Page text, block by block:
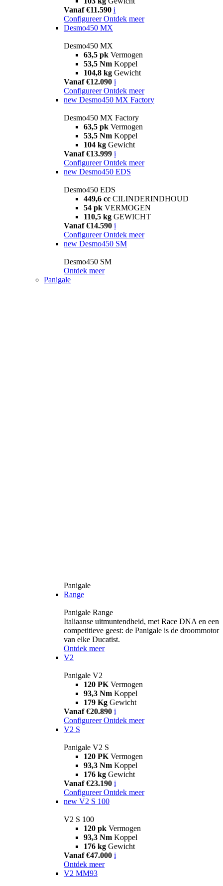
Vanaf €11.590 i
Configureer Ontdek meer
Desmo450 MX
Desmo450 MX
63,5 pk Vermogen
53,5 Nm Koppel
104,8 kg Gewicht
Vanaf €12.090 i
Configureer Ontdek meer
new Desmo450 MX Factory
Desmo450 MX Factory
63,5 pk Vermogen
53,5 Nm Koppel
104 kg Gewicht
Vanaf €13.999 i
Configureer Ontdek meer
new Desmo450 EDS
Desmo450 EDS
449,6 cc CILINDERINDHOUD
54 pk VERMOGEN
110,5 kg GEWICHT
Vanaf €14.590 i
Configureer Ontdek meer
new Desmo450 SM
Desmo450 SM
Ontdek meer
Panigale
Panigale
Range
Panigale Range
Italiaanse uitmuntendheid, met Race DNA en een
competitieve geest: de Panigale is de droommotor
van elke Ducatist.
Ontdek meer
V2
Panigale V2
120 PK Vermogen
93,3 Nm Koppel
179 Kg Gewicht
Vanaf €20.890 i
Configureer Ontdek meer
V2 S
Panigale V2 S
120 PK Vermogen
93,3 Nm Koppel
176 kg Gewicht
Vanaf €23.190 i
Configureer Ontdek meer
new V2 S 100
V2 S 100
120 pk Vermogen
93,3 Nm Koppel
176 kg Gewicht
Vanaf €47.000 i
Ontdek meer
V2 MM93